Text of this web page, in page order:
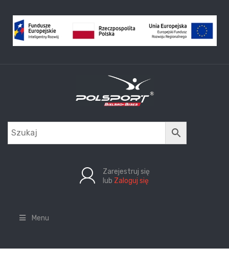
Zarejestruj się
lub Zaloguj się
Menu